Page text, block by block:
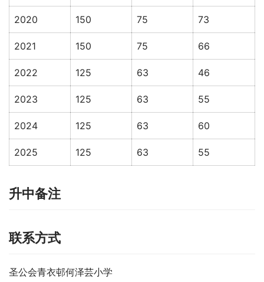
2020 150 75 73
2021 150 75 66
2022 125 63 46
2023 125 63 55
2024 125 63 60
2025 125 63 55
升中备注
联系方式
圣公会青衣邨何泽芸小学